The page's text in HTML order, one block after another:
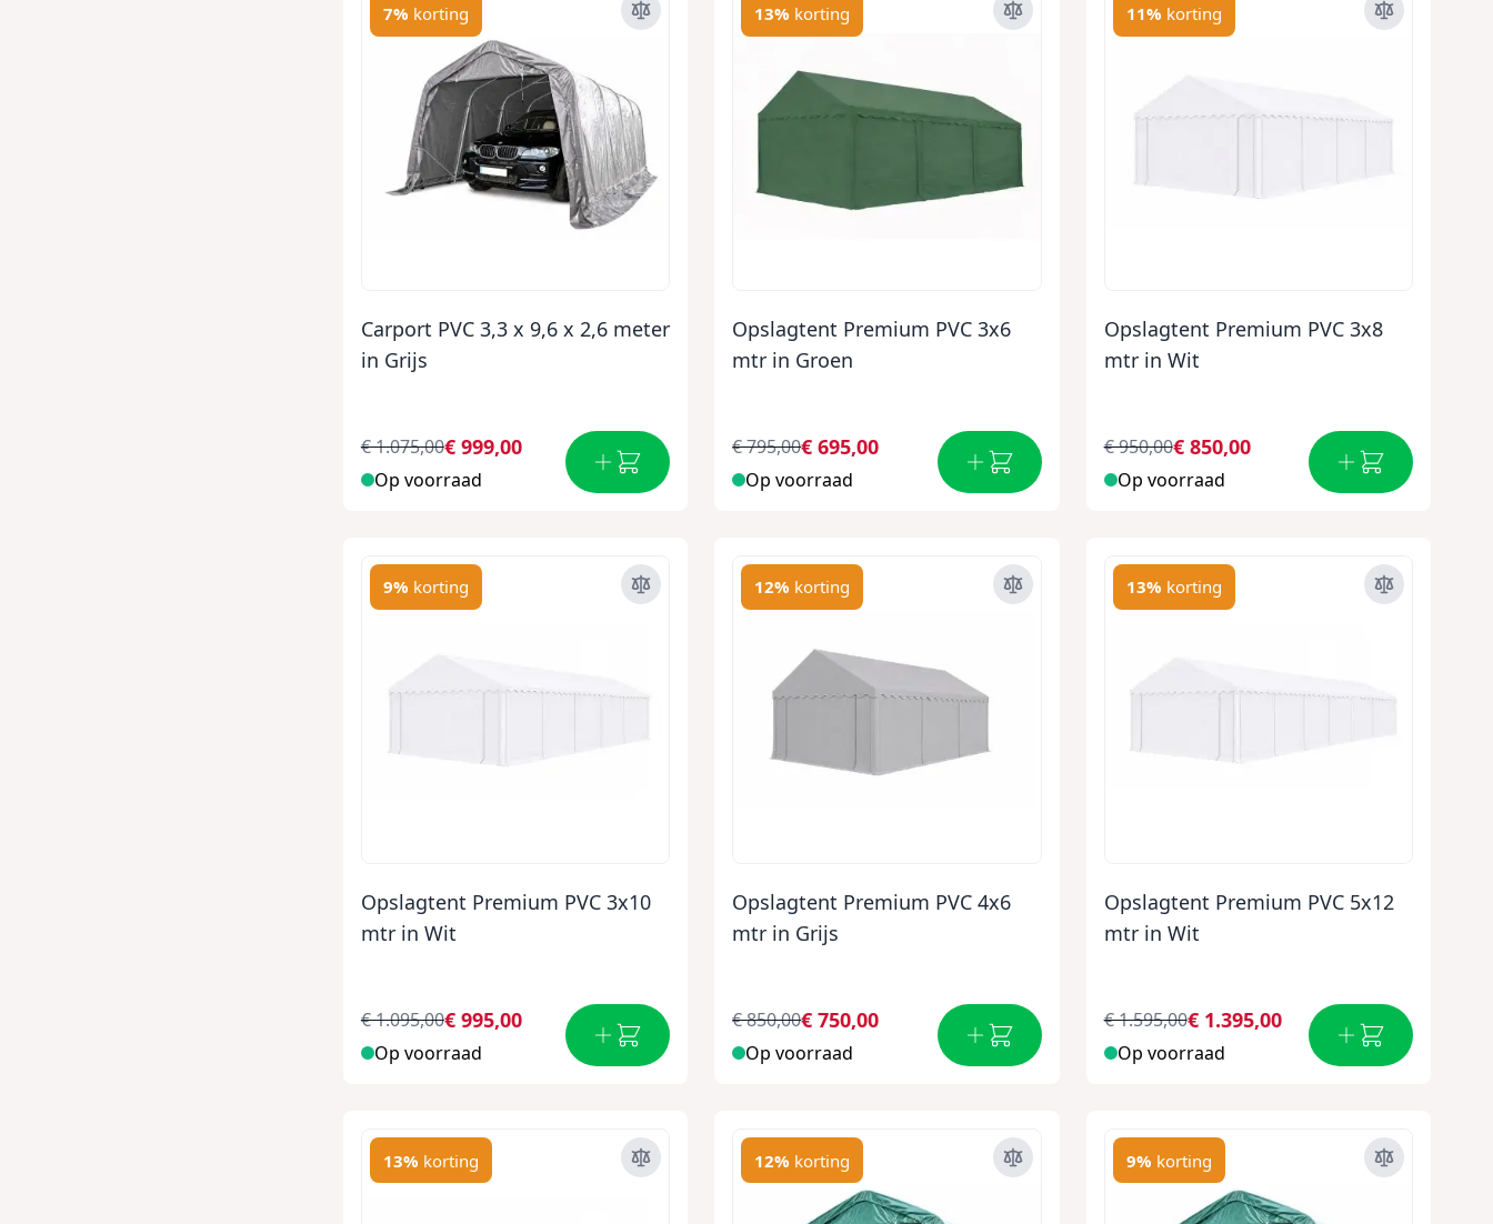
7% korting
Carport PVC 3,3 x 9,6 x 2,6 meter
in Grijs
€ 999,00
€ 1.075,00
Op voorraad
13% korting
Opslagtent Premium PVC 3x6
mtr in Groen
€ 695,00
€ 795,00
Op voorraad
11% korting
Opslagtent Premium PVC 3x8
mtr in Wit
€ 850,00
€ 950,00
Op voorraad
9% korting
Opslagtent Premium PVC 3x10
mtr in Wit
€ 995,00
€ 1.095,00
Op voorraad
12% korting
Opslagtent Premium PVC 4x6
mtr in Grijs
€ 750,00
€ 850,00
Op voorraad
13% korting
Opslagtent Premium PVC 5x12
mtr in Wit
€ 1.395,00
€ 1.595,00
Op voorraad
13% korting 12% korting 9% korting